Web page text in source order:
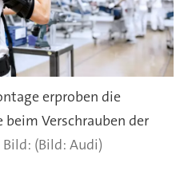
erproben die
Verschrauben der
(Bild: Audi)